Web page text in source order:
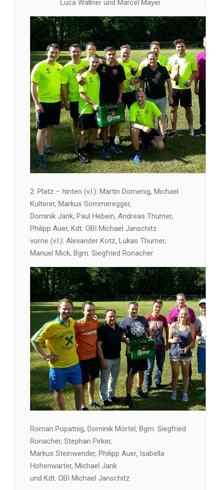
Luca Wallner und Marcel Mayer
2. Platz – hinten (v.l.): Martin Domenig, Michael
Kulterer, Markus Sommeregger,
Dominik Jank, Paul Hebein, Andreas Thurner,
Philipp Auer, Kdt. OBI Michael Janschitz
vorne (v.l.): Alexander Kotz, Lukas Thurner,
Manuel Mick, Bgm. Siegfried Ronacher
Roman Popatnig, Dominik Mörtel, Bgm. Siegfried
Ronacher, Stephan Pirker,
Markus Steinwender, Philipp Auer, Isabella
Hohenwarter, Michael Jank
und Kdt. OBI Michael Janschitz